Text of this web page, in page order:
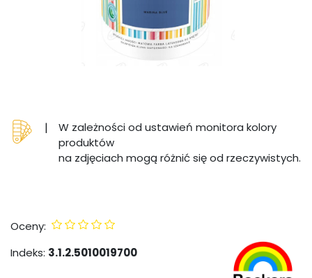
|
W zależności od ustawień monitora kolory
produktów
na zdjęciach mogą różnić się od rzeczywistych.
Oceny:
Indeks: 3.1.2.5010019700